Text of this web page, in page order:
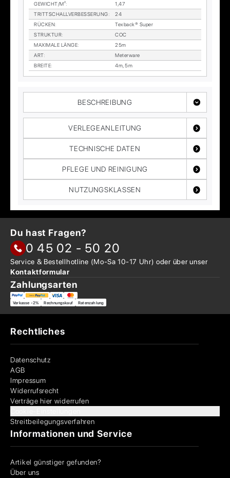
GE­WICHT/M²:
1,47
TRITT­SCHALL­VER­BES­SE­RUNG:
24
RÜ­CKEN:
Tex­back® Su­per
STRUK­TUR:
COC
MA­XI­MA­LE LÄN­GE:
25m
ART:
Me­ter­wa­re
BREI­TE: 4m, 5m
BESCHREIBUNG
VERLEGEANLEITUNG
TECHNISCHE DATEN
PFLEGE UND REINIGUNG
NUTZUNGSKLASSEN
Du hast Fragen?
0 45 02 - 50 20
Service & Bestellhotline (Mo-Sa 10-17 Uhr) oder überunser
Kontaktformular
Zahlungsarten
Vorkasse -2% Rechnungskauf Ratenzahlung
Rechtliches
Datenschutz
AGB
Impressum
Widerrufsrecht
Verträge hier widerrufen
Streitbeilegungsverfahren
Informationen und Service
Artikel günstiger gefunden?
Über uns